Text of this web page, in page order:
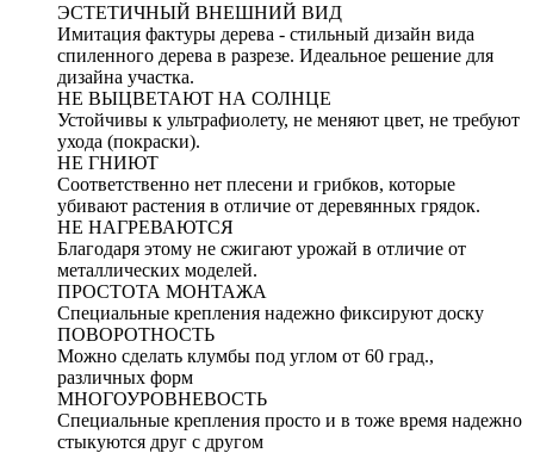
ЭСТЕТИЧНЫЙ ВНЕШНИЙ ВИД
Имитация фактуры дерева - стильный дизайн вида
спиленного дерева в разрезе. Идеальное решение для
дизайна участка.
НЕ ВЫЦВЕТАЮТ НА СОЛНЦЕ
Устойчивы к ультрафиолету, не меняют цвет, не требуют
ухода (покраски).
НЕ ГНИЮТ
Соответственно нет плесени и грибков, которые
убивают растения в отличие от деревянных грядок.
НЕ НАГРЕВАЮТСЯ
Благодаря этому не сжигают урожай в отличие от
металлических моделей.
ПРОСТОТА МОНТАЖА
Специальные крепления надежно фиксируют доску
ПОВОРОТНОСТЬ
Можно сделать клумбы под углом от 60 град.,
различных форм
МНОГОУРОВНЕВОСТЬ
Специальные крепления просто и в тоже время надежно
стыкуются друг с другом